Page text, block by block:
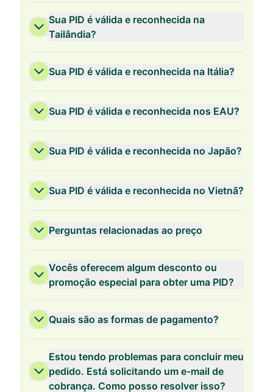
Sua PID é válida e reconhecida na
Tailândia?
Sua PID é válida e reconhecida na Itália?
Sua PID é válida e reconhecida nos EAU?
Sua PID é válida e reconhecida no Japão?
Sua PID é válida e reconhecida no Vietnã?
Perguntas relacionadas ao preço
Validade de 3 anos
Vocês oferecem algum desconto ou
promoção especial para obter uma PID?
Quais são as formas de pagamento?
Estou tendo problemas para concluir meu
pedido. Está solicitando um e-mail de
cobrança. Como posso resolver isso?